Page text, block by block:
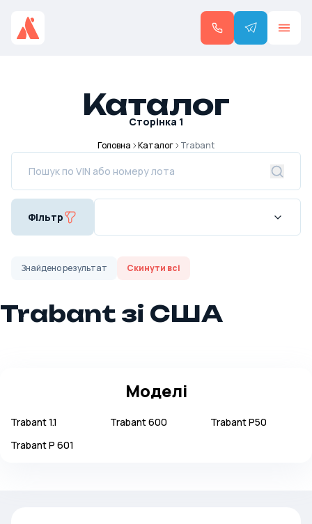
Каталог
Сторінка 1
Головна Каталог Trabant
Фільтр
Знайденорезультат Скинути всі
Trabant зі США
Моделі
Trabant1.1 Trabant600 TrabantP50
TrabantP 601